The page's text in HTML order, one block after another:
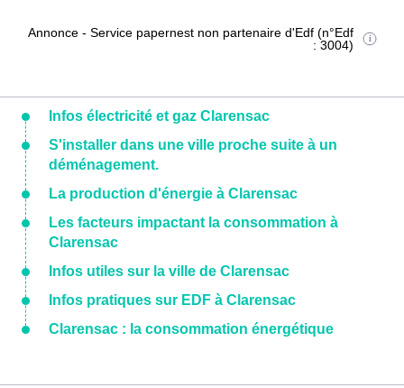
Annonce - Service papernest non partenaire d'Edf (n°Edf
: 3004)
Infos électricité et gaz Clarensac
S'installer dans une ville proche suite à un
déménagement.
La production d'énergie à Clarensac
Les facteurs impactant la consommation à
Clarensac
Infos utiles sur la ville de Clarensac
Infos pratiques sur EDF à Clarensac
Clarensac : la consommation énergétique